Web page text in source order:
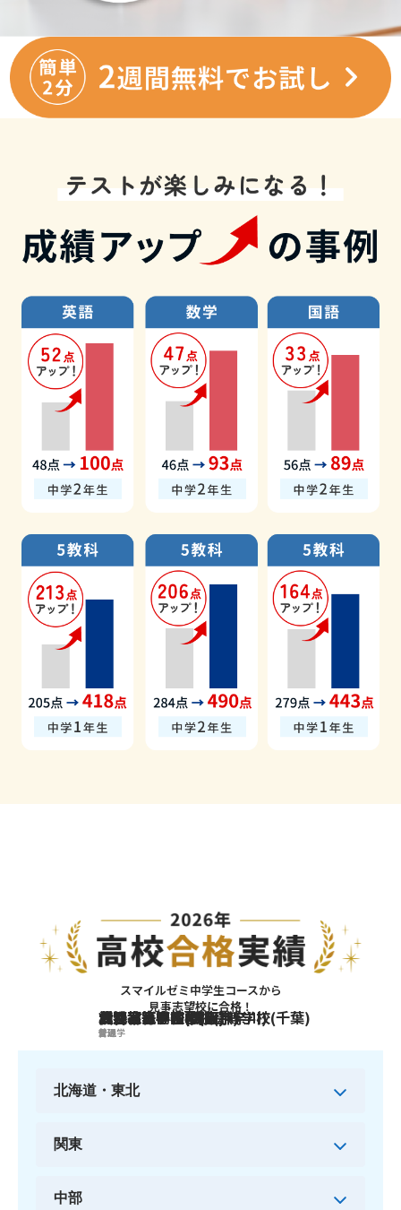
スマイルゼミ中学生コースから
見事志望校に合格！
日比谷高等学校(東京)
普通
横浜翠嵐高等学校(神奈川)
普通
渋谷教育学園幕張高等学校(千葉)
普通
大宮高等学校(埼玉)
普通
刈谷高等学校(愛知)
普通
北野高等学校(大阪)
文理学
北海道・東北
関東
中部